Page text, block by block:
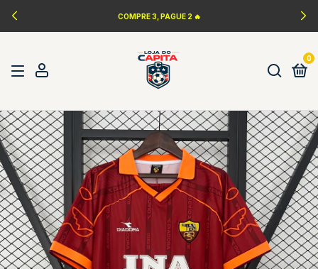
COMPRE 3, PAGUE 2 🔥
0